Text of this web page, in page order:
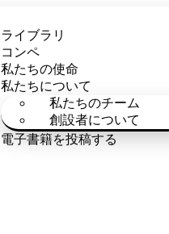
ライブラリ
コンペ
私たちの使命
私たちについて
私たちのチーム
創設者について
電子書籍を投稿する